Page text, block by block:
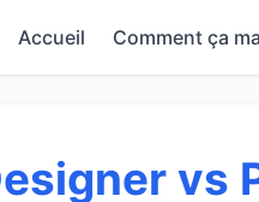
Accueil Comment ça
vs